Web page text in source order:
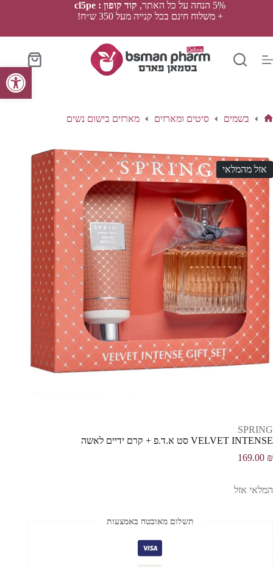
פתח סרגל נגישות
5% הנחה על כל האתר,
קוד קופון : cl5pe
+ משלוח חינם בכל קנייה מעל 350 ש״ח!
סל
הקניות
בשמים סיטים ומארזים מארזים בישום נשים
אזל מהמלאי
SPRING
VELVET INTENSE סט א.ד.פ + קרם ידיים לאשה
169.00 ₪
המלאי אזל
תשלום מאובטח באמצעות